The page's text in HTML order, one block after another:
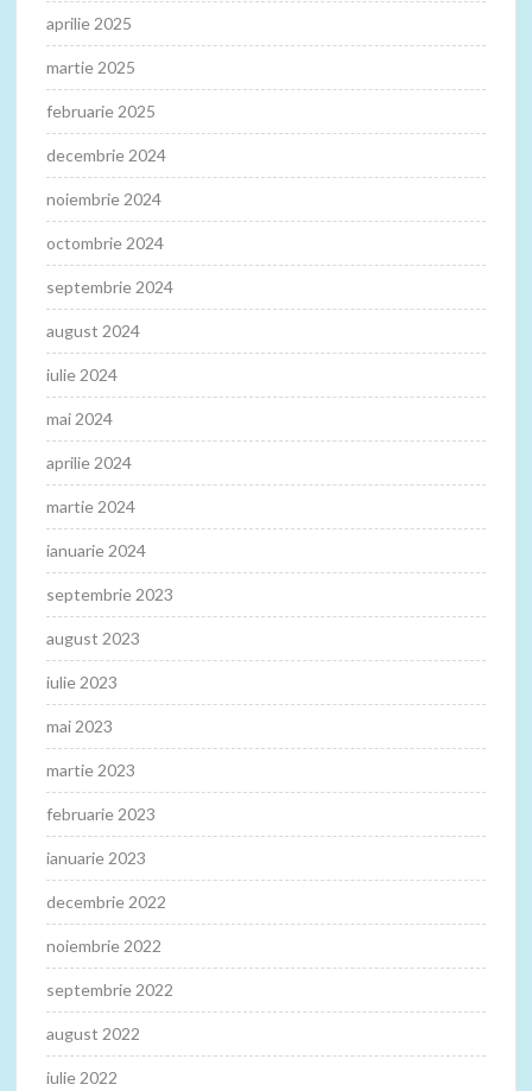
aprilie 2025
martie 2025
februarie 2025
decembrie 2024
noiembrie 2024
octombrie 2024
septembrie 2024
august 2024
iulie 2024
mai 2024
aprilie 2024
martie 2024
ianuarie 2024
septembrie 2023
august 2023
iulie 2023
mai 2023
martie 2023
februarie 2023
ianuarie 2023
decembrie 2022
noiembrie 2022
septembrie 2022
august 2022
iulie 2022